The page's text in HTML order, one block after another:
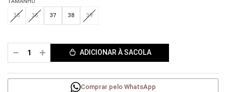
35 36 37 38 39
＋
－ ADICIONAR À SACOLA
Comprar pelo WhatsApp